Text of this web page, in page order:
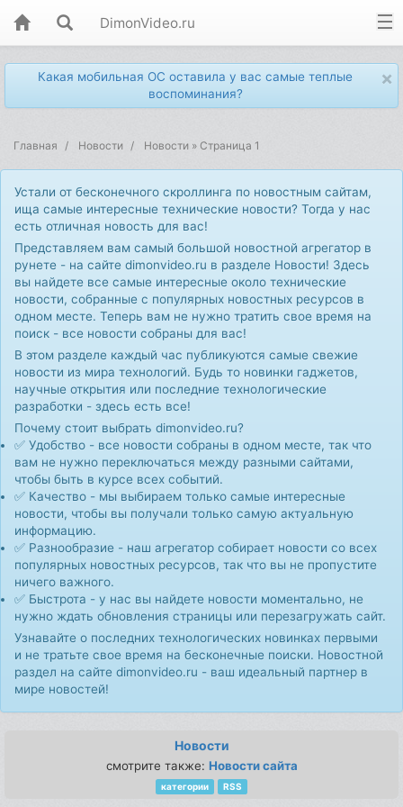
DimonVideo.ru
×
Какая мобильная ОС оставила у вас самые теплые
воспоминания?
Главная Новости Новости » Страница 1
Устали от бесконечного скроллинга по новостным сайтам,
ища самые интересные технические новости? Тогда у нас
есть отличная новость для вас!
Представляем вам самый большой новостной агрегатор в
рунете - на сайте dimonvideo.ru в разделе Новости! Здесь
вы найдете все самые интересные около технические
новости, собранные с популярных новостных ресурсов в
одном месте. Теперь вам не нужно тратить свое время на
поиск - все новости собраны для вас!
В этом разделе каждый час публикуются самые свежие
новости из мира технологий. Будь то новинки гаджетов,
научные открытия или последние технологические
разработки - здесь есть все!
Почему стоит выбрать dimonvideo.ru?
✅ Удобство - все новости собраны в одном месте, так что
вам не нужно переключаться между разными сайтами,
чтобы быть в курсе всех событий.
✅ Качество - мы выбираем только самые интересные
новости, чтобы вы получали только самую актуальную
информацию.
✅ Разнообразие - наш агрегатор собирает новости со всех
популярных новостных ресурсов, так что вы не пропустите
ничего важного.
✅ Быстрота - у нас вы найдете новости моментально, не
нужно ждать обновления страницы или перезагружать сайт.
Узнавайте о последних технологических новинках первыми
и не тратьте свое время на бесконечные поиски. Новостной
раздел на сайте dimonvideo.ru - ваш идеальный партнер в
мире новостей!
Новости
смотрите также: Новости сайта
категории RSS